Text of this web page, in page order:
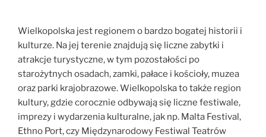
Wielkopolska jest regionem o bardzo bogatej historii i
kulturze. Na jej terenie znajdują się liczne zabytki i
atrakcje turystyczne, w tym pozostałości po
starożytnych osadach, zamki, pałace i kościoły, muzea
oraz parki krajobrazowe. Wielkopolska to także region
kultury, gdzie corocznie odbywają się liczne festiwale,
imprezy i wydarzenia kulturalne, jak np. Malta Festival,
Ethno Port, czy Międzynarodowy Festiwal Teatrów